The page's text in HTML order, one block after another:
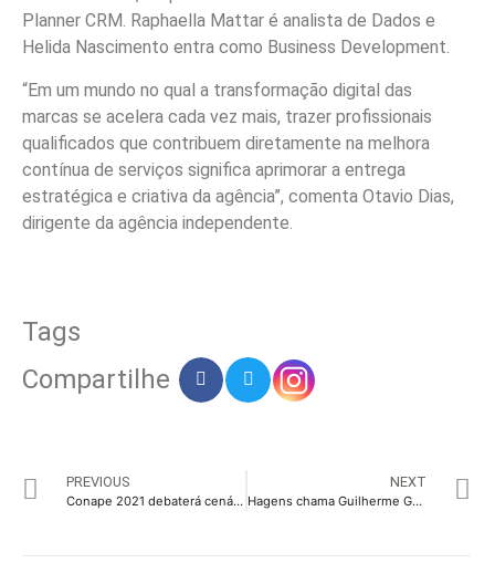
Planner CRM. Raphaella Mattar é analista de Dados e
Helida Nascimento entra como Business Development.
“Em um mundo no qual a transformação digital das
marcas se acelera cada vez mais, trazer profissionais
qualificados que contribuem diretamente na melhora
contínua de serviços significa aprimorar a entrega
estratégica e criativa da agência”, comenta Otavio Dias,
dirigente da agência independente.
Tags
Compartilhe
PREVIOUS
Conape 2021 debaterá cenários para eventos no pós-pandemia
NEXT
Hagens chama Guilherme Grigol para head de negócios